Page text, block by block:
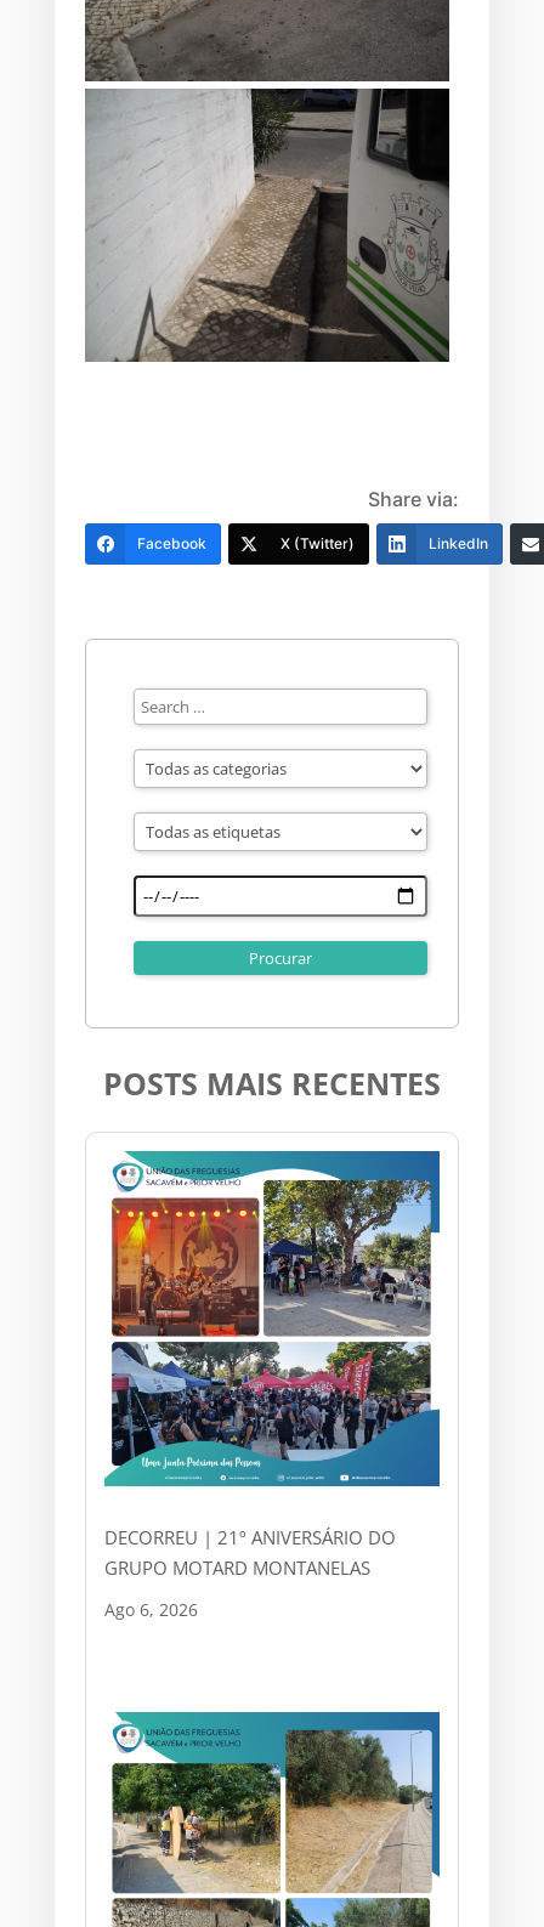
Share via:
Facebook X (Twitter) LinkedIn
POSTS MAIS RECENTES
DECORREU | 21º ANIVERSÁRIO DO
GRUPO MOTARD MONTANELAS
Ago 6, 2026